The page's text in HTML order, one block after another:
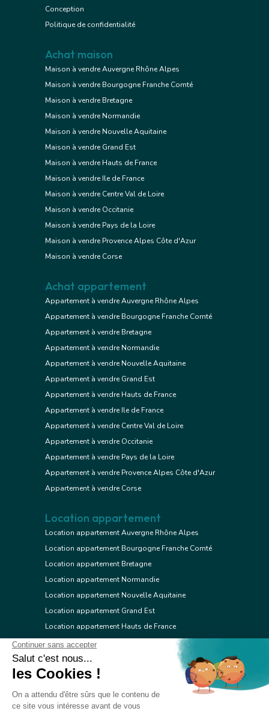
Conception
Politique de confidentialité
Achat maison
Maison à vendre Auvergne Rhône Alpes
Maison à vendre Bourgogne Franche Comté
Maison à vendre Bretagne
Maison à vendre Normandie
Maison à vendre Nouvelle Aquitaine
Maison à vendre Grand Est
Maison à vendre Hauts de France
Maison à vendre Ile de France
Maison à vendre Centre Val de Loire
Maison à vendre Occitanie
Maison à vendre Pays de la Loire
Maison à vendre Provence Alpes Côte d'Azur
Maison à vendre Corse
Achat appartement
Appartement à vendre Auvergne Rhône Alpes
Appartement à vendre Bourgogne Franche Comté
Appartement à vendre Bretagne
Appartement à vendre Normandie
Appartement à vendre Nouvelle Aquitaine
Appartement à vendre Grand Est
Appartement à vendre Hauts de France
Appartement à vendre Ile de France
Appartement à vendre Centre Val de Loire
Appartement à vendre Occitanie
Appartement à vendre Pays de la Loire
Appartement à vendre Provence Alpes Côte d'Azur
Appartement à vendre Corse
Location appartement
Location appartement Auvergne Rhône Alpes
Location appartement Bourgogne Franche Comté
Location appartement Bretagne
Location appartement Normandie
Location appartement Nouvelle Aquitaine
Location appartement Grand Est
Location appartement Hauts de France
Location appartement Ile de France
Location appartement Centre Val de Loire
Location appartement Occitanie
Location appartement Provence Alpes Côte d'Azur